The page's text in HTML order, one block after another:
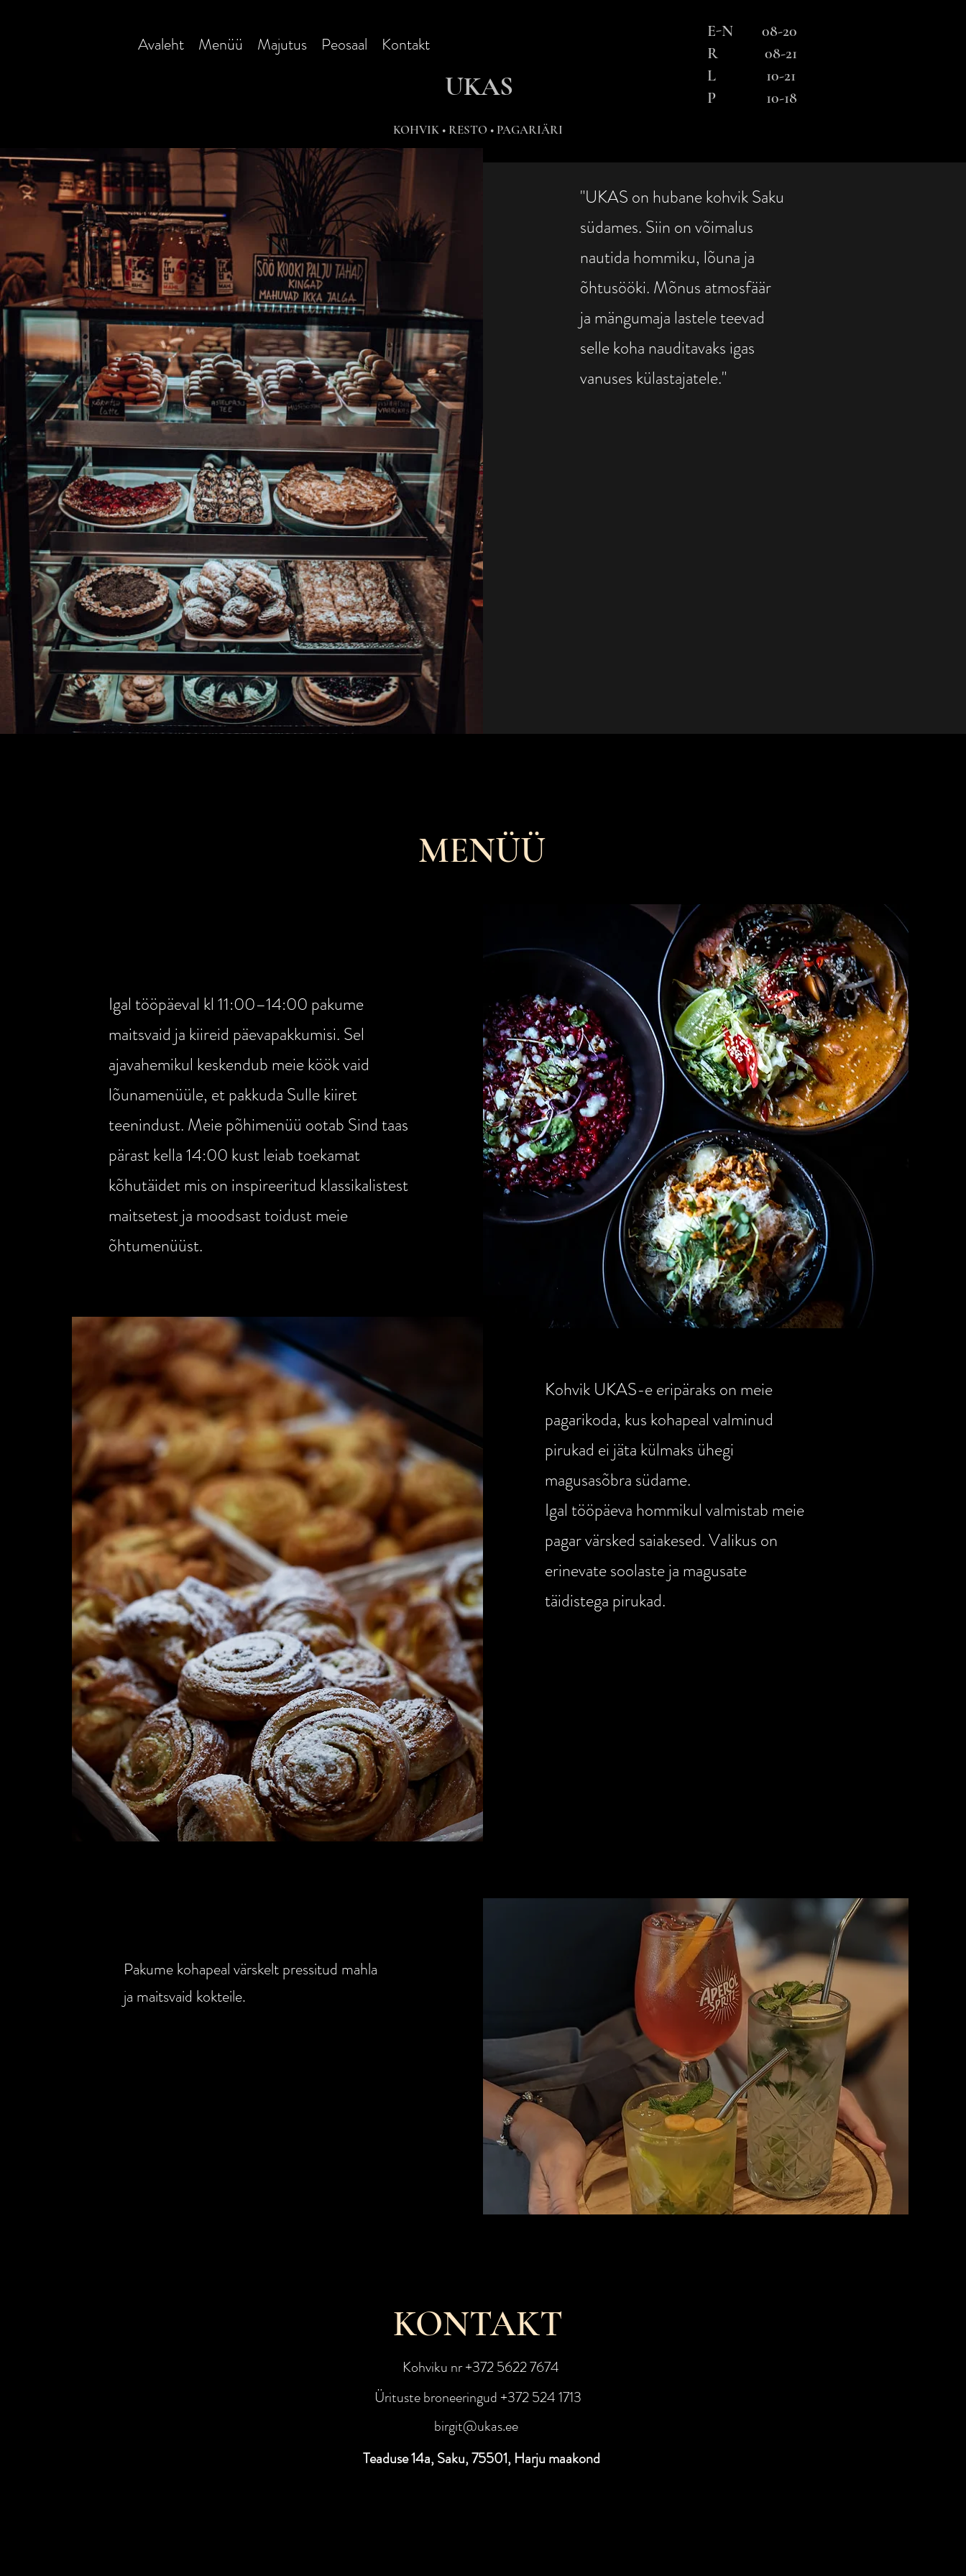
Avaleht Menüü Majutus Peosaal Kontakt
UKAS
KOHVIK • RESTO • PAGARIÄRI
E-N 08-20
R 08-21
L 10-21
P 10-18
"UKAS on hubane kohvik Saku
südames. Siin on võimalus
nautida hommiku, lõuna ja
õhtusööki. Mõnus atmosfäär
ja mängumaja lastele teevad
selle koha nauditavaks igas
vanuses külastajatele."
MENÜÜ
Igal tööpäeval kl 11:00–14:00 pakume
maitsvaid ja kiireid päevapakkumisi. Sel
ajavahemikul keskendub meie köök vaid
lõunamenüüle, et pakkuda Sulle kiiret
teenindust. Meie põhimenüü ootab Sind taas
pärast kella 14:00 kustleiab toekamat
kõhutäidet mis on inspireeritud klassikalistest
maitsetest ja moodsast toidust meie
õhtumenüüst.
Kohvik UKAS-e eripäraks on meie
pagarikoda, kus kohapeal valminud
pirukad ei jäta külmaks ühegi
magusasõbra südame.
Igal tööpäeva hommikul valmistab meie
pagar värsked saiakesed. Valikus on
erinevate soolaste ja magusate
täidistega pirukad.
Pakume kohapeal värskelt pressitud mahla
ja maitsvaid kokteile.
KONTAKT
Kohviku nr +372 5622 7674
Ürituste broneeringud +372 524 1713
birgit@ukas.ee
Teaduse 14a, Saku, 75501, Harju maakond